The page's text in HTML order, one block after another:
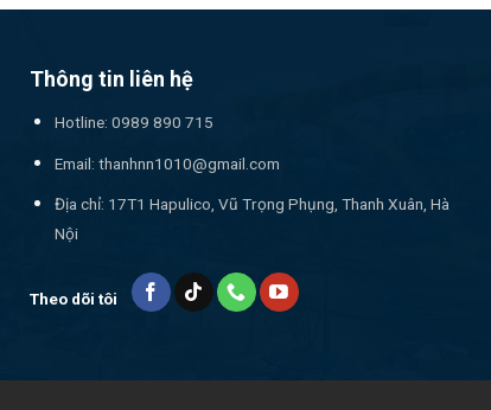
Thông tin liên hệ
Hotline: 0989 890 715
Email: thanhnn1010@gmail.com
Địa chỉ: 17T1 Hapulico, Vũ Trọng Phụng, Thanh Xuân, Hà
Nội
Theo dõi tôi